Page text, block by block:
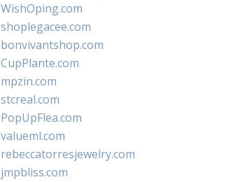
WishOping.com
shoplegacee.com
bonvivantshop.com
CupPlante.com
mpzin.com
stcreal.com
PopUpFlea.com
valueml.com
rebeccatorresjewelry.com
jmpbliss.com